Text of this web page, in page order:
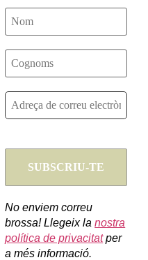
No enviem correu
brossa! Llegeix lanostra
política de privacitatper
a més informació.